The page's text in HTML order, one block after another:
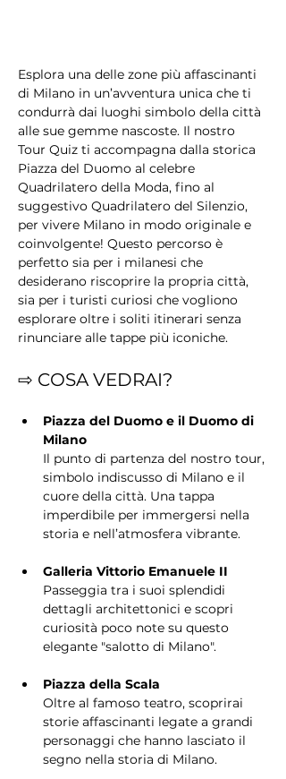
Esplora una delle zone più affascinanti
di Milano in un’avventura unica che ti
condurrà dai luoghi simbolo della città
alle sue gemme nascoste. Il nostro
Tour Quiz ti accompagna dalla storica
Piazza del Duomo al celebre
Quadrilatero della Moda, fino al
suggestivo Quadrilatero del Silenzio,
per vivere Milano in modo originale e
coinvolgente! Questo percorso è
perfetto sia per i milanesi che
desiderano riscoprire la propria città,
sia per i turisti curiosi che vogliono
esplorare oltre i soliti itinerari senza
rinunciare alle tappe più iconiche.
⇨ COSA VEDRAI?
Piazza del Duomo e il Duomo di
Milano
Il punto di partenza del nostro tour,
simbolo indiscusso di Milano e il
cuore della città. Una tappa
imperdibile per immergersi nella
storia e nell’atmosfera vibrante.
Galleria Vittorio Emanuele II
Passeggia tra i suoi splendidi
dettagli architettonici e scopri
curiosità poco note su questo
elegante "salotto di Milano".
Piazza della Scala
Oltre al famoso teatro, scoprirai
storie affascinanti legate a grandi
personaggi che hanno lasciato il
segno nella storia di Milano.